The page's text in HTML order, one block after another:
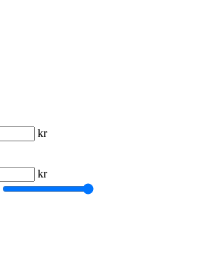
kr
kr